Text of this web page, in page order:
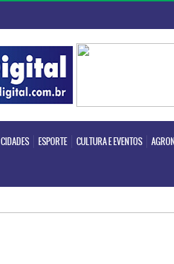
CIDADES ESPORTE CULTURA E EVENTOS